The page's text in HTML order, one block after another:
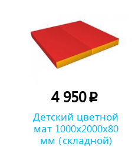
4 950p
Детский цветной
мат 1000х2000х80
мм (складной)